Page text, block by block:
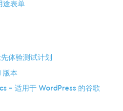
途表单
体验测试计划
版本
– 适用于 WordPress 的谷歌